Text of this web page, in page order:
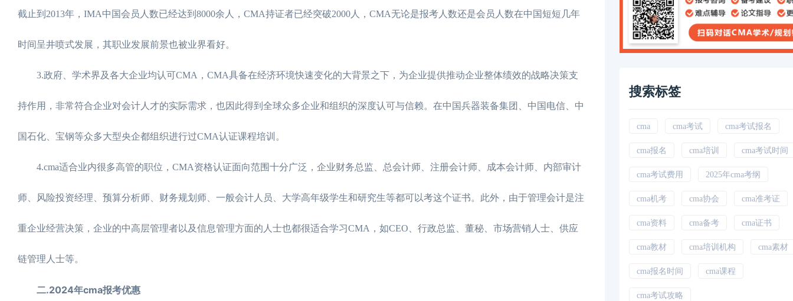
截止到2013年，IMA中国会员人数已经达到8000余人，CMA持证者已经突破2000人，CMA无论是报考人数还是会员人数在中国短短几年
时间呈井喷式发展，其职业发展前景也被业界看好。
3.政府、学术界及各大企业均认可CMA，CMA具备在经济环境快速变化的大背景之下，为企业提供推动企业整体绩效的战略决策支
持作用，非常符合企业对会计人才的实际需求，也因此得到全球众多企业和组织的深度认可与信赖。在中国兵器装备集团、中国电信、中
国石化、宝钢等众多大型央企都组织进行过CMA认证课程培训。
4.cma适合业内很多高管的职位，CMA资格认证面向范围十分广泛，企业财务总监、总会计师、注册会计师、成本会计师、内部审计
师、风险投资经理、预算分析师、财务规划师、一般会计人员、大学高年级学生和研究生等都可以考这个证书。此外，由于管理会计是注
重企业经营决策，企业的中高层管理者以及信息管理方面的人士也都很适合学习CMA，如CEO、行政总监、董秘、市场营销人士、供应
链管理人士等。
二.2024年cma报考优惠
搜索标签
cma cma考试 cma考试报名
cma报名 cma培训 cma考试时间
cma考试费用 2025年cma考纲
cma机考 cma协会 cma准考证
cma资料 cma备考 cma证书
cma教材 cma培训机构 cma素材
cma报名时间 cma课程
cma考试攻略